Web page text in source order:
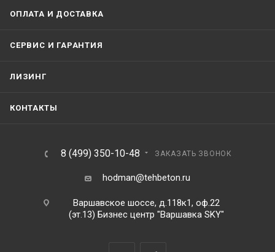
ОПЛАТА И ДОСТАВКА
СЕРВИС И ГАРАНТИЯ
ЛИЗИНГ
КОНТАКТЫ
8 (499) 350-10-48 ЗАКАЗАТЬ ЗВОНОК
hodman@tehbeton.ru
Варшавское шоссе, д.118к1, оф.22
(эт.13) Бизнес центр "Варшавка SKY"